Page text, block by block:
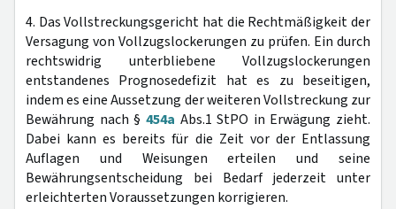
4. Das Vollstreckungsgericht hat die Rechtmäßigkeit der
Versagung von Vollzugslockerungen zu prüfen. Ein durch
rechtswidrig unterbliebene Vollzugslockerungen
entstandenes Prognosedefizit hat es zu beseitigen,
indem es eine Aussetzung der weiteren Vollstreckung zur
Bewährung nach § 454a Abs.1 StPO in Erwägung zieht.
Dabei kann es bereits für die Zeit vor der Entlassung
Auflagen und Weisungen erteilen und seine
Bewährungsentscheidung bei Bedarf jederzeit unter
erleichterten Voraussetzungen korrigieren.